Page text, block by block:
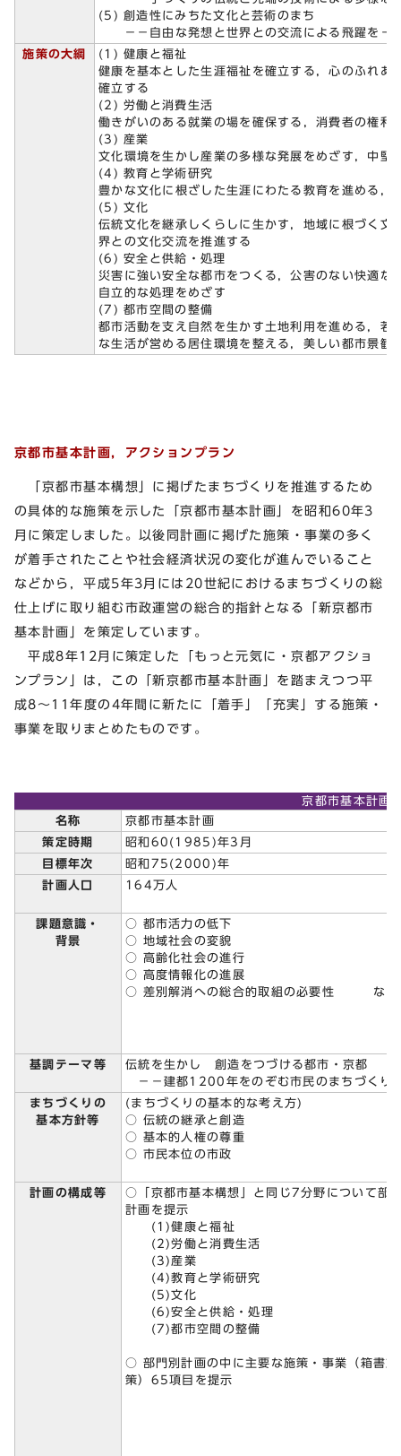
(5) 創造性にみちた文化と芸術のまち
－－自由な発想と世界との交流による飛躍を－
施策の大綱
(1) 健康と福祉
健康を基本とした生涯福祉を確立する，心のふれ
確立する
(2) 労働と消費生活
働きがいのある就業の場を確保する，消費者の権利
(3) 産業
文化環境を生かし産業の多様な発展をめざす，中
(4) 教育と学術研究
豊かな文化に根ざした生涯にわたる教育を進める，
(5) 文化
伝統文化を継承しくらしに生かす，地域に根づく
界との文化交流を推進する
(6) 安全と供給・処理
災害に強い安全な都市をつくる，公害のない快適
自立的な処理をめざす
(7) 都市空間の整備
都市活動を支え自然を生かす土地利用を進める，
な生活が営める居住環境を整える，美しい都市景観
京都市基本計画，アクションプラン
「京都市基本構想」に掲げたまちづくりを推進するため
の具体的な施策を示した「京都市基本計画」を昭和60年3
月に策定しました。以後同計画に掲げた施策・事業の多く
が着手されたことや社会経済状況の変化が進んでいること
などから，平成5年3月には20世紀におけるまちづくりの総
仕上げに取り組む市政運営の総合的指針となる「新京都市
基本計画」を策定しています。
平成8年12月に策定した「もっと元気に・京都アクショ
ンプラン」は，この「新京都市基本計画」を踏まえつつ平
成8～11年度の4年間に新たに「着手」「充実」する施策・
事業を取りまとめたものです。
京都市基本計画
名称
京都市基本計画
策定時期
昭和60(1985)年3月
目標年次
昭和75(2000)年
計画人口
164万人
課題意識・
背景
○ 都市活力の低下
○ 地域社会の変貌
○ 高齢化社会の進行
○ 高度情報化の進展
○ 差別解消への総合的取組の必要性 など
基調テーマ等
伝統を生かし 創造をつづける都市・京都
－－建都1200年をのぞむ市民のまちづくり
まちづくりの
基本方針等
(まちづくりの基本的な考え方)
○ 伝統の継承と創造
○ 基本的人権の尊重
○ 市民本位の市政
計画の構成等
○「京都市基本構想」と同じ7分野について部
計画を提示
(1)健康と福祉
(2)労働と消費生活
(3)産業
(4)教育と学術研究
(5)文化
(6)安全と供給・処理
(7)都市空間の整備
○ 部門別計画の中に主要な施策・事業（箱書施
策）65項目を提示